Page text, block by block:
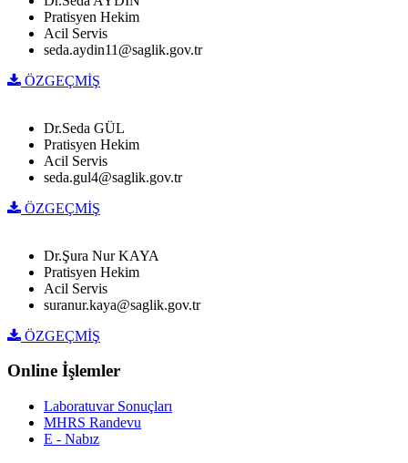
Pratisyen Hekim
Acil Servis
seda.aydin11@saglik.gov.tr
ÖZGEÇMİŞ
Dr.Seda GÜL
Pratisyen Hekim
Acil Servis
seda.gul4@saglik.gov.tr
ÖZGEÇMİŞ
Dr.Şura Nur KAYA
Pratisyen Hekim
Acil Servis
suranur.kaya@saglik.gov.tr
ÖZGEÇMİŞ
Online İşlemler
Laboratuvar Sonuçları
MHRS Randevu
E - Nabız